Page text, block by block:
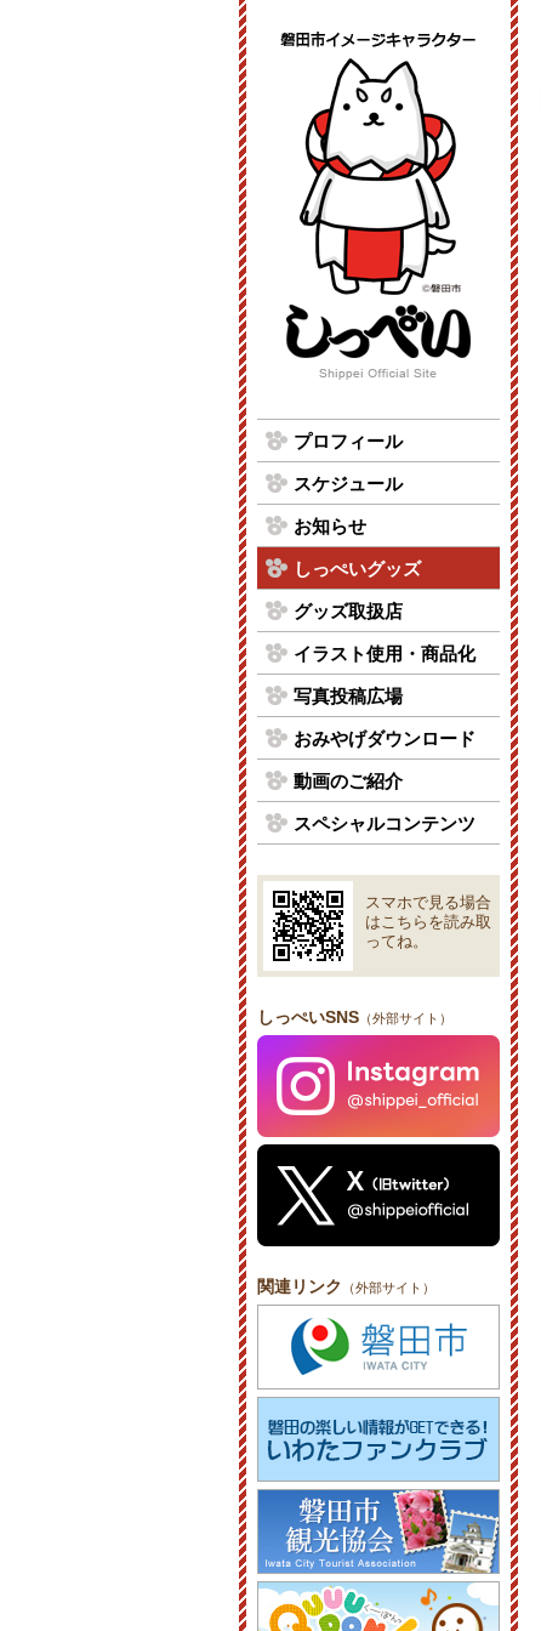
プロフィール
スケジュール
お知らせ
しっぺいグッズ
グッズ取扱店
イラスト使用・商品化
写真投稿広場
おみやげダウンロード
動画のご紹介
スペシャルコンテンツ
スマホで見る場合
はこちらを読み取
ってね。
しっぺいSNS （外部サイト）
関連リンク （外部サイト）